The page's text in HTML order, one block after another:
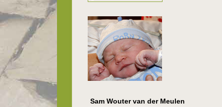
Sam Wouter van der Meulen